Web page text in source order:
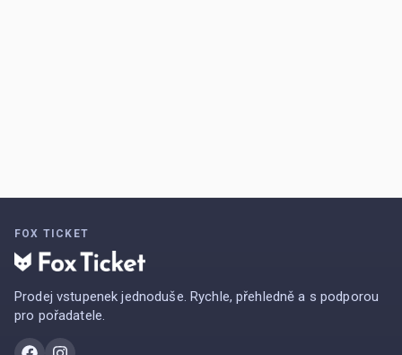
FOX TICKET
Prodej vstupenek jednoduše. Rychle, přehledně a s podporou
pro pořadatele.